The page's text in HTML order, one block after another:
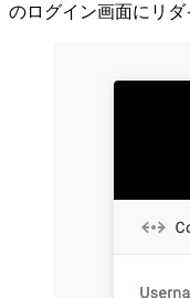
のログイン画面にリダ